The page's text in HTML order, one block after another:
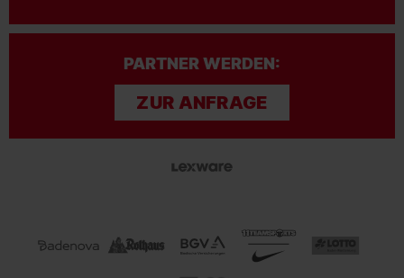
PARTNER WERDEN:
ZUR ANFRAGE